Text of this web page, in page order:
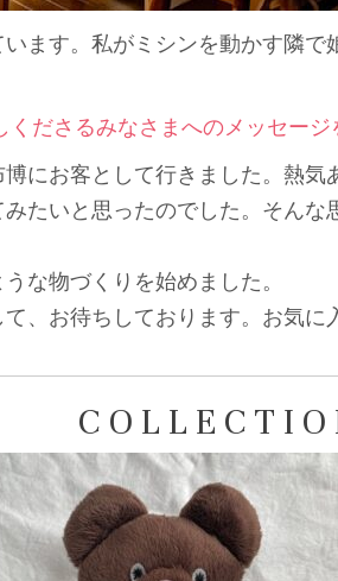
ます。私がミシンを動かす隣
ださるみなさまへのメッセージ
にお客として行きました。熱
たいと思ったのでした。そん
な物づくりを始めました。
、お待ちしております。お気に
C O L L E C T I O